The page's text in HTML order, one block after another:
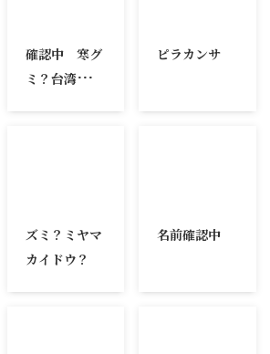
確認中 寒グ
ミ？台湾寒グ
ピラカンサ
ズミ？ミヤマ
カイドウ？
名前確認中